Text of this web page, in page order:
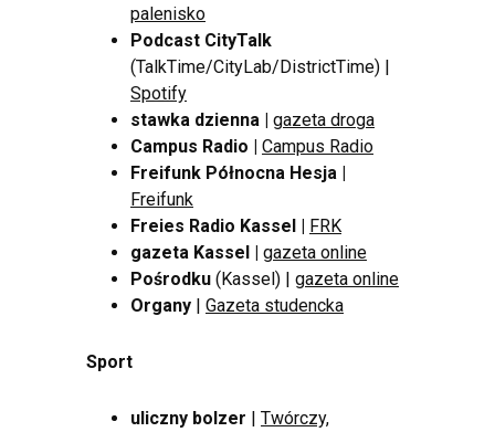
palenisko
Podcast CityTalk
(TalkTime/CityLab/DistrictTime) |
Spotify
stawka dzienna | gazeta droga
Campus Radio | Campus Radio
Freifunk Północna Hesja |
Freifunk
Freies Radio Kassel | FRK
gazeta Kassel | gazeta online
Pośrodku (Kassel) | gazeta online
Organy | Gazeta studencka
Sport
uliczny bolzer | Twórczy,